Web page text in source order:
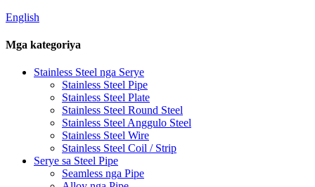
English
Mga kategoriya
Stainless Steel nga Serye
Stainless Steel Pipe
Stainless Steel Plate
Stainless Steel Round Steel
Stainless Steel Anggulo Steel
Stainless Steel Wire
Stainless Steel Coil / Strip
Serye sa Steel Pipe
Seamless nga Pipe